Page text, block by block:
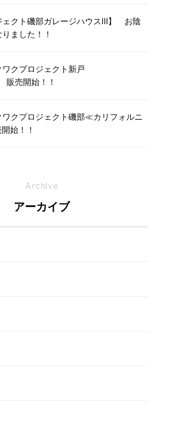
ェクト磯部ガレージハウスⅢ】 お陰
ました！！
ワクプロジェクト新戸
売開始！！
ワクプロジェクト磯部≪カリフォルニ
始！！
Archive
アーカイブ